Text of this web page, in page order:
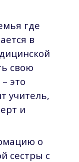
где
в
свою
это
учитель,
и
о
сестры с